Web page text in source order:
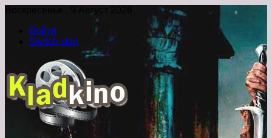
Воскресенье , 9 Август 2026
Войти
Switch skin